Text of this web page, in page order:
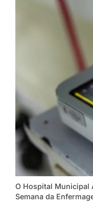
O Hospital Municipal
Semana da